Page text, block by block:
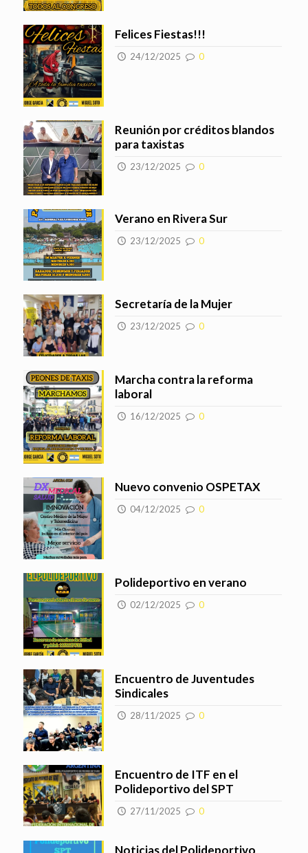
Felices Fiestas!!!
24/12/2025 0
Reunión por créditos blandos
para taxistas
23/12/2025 0
Verano en Rivera Sur
23/12/2025 0
Secretaría de la Mujer
23/12/2025 0
Marcha contra la reforma
laboral
16/12/2025 0
Nuevo convenio OSPETAX
04/12/2025 0
Polideportivo en verano
02/12/2025 0
Encuentro de Juventudes
Sindicales
28/11/2025 0
Encuentro de ITF en el
Polideportivo del SPT
27/11/2025 0
Noticias del Polideportivo